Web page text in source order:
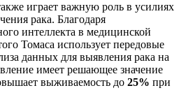
играет важную роль в усилиях
рака. Благодаря
интеллекта в медицинской
Томаса использует передовые
данных для выявления рака на
имеет решающее значение
выживаемость до25% при